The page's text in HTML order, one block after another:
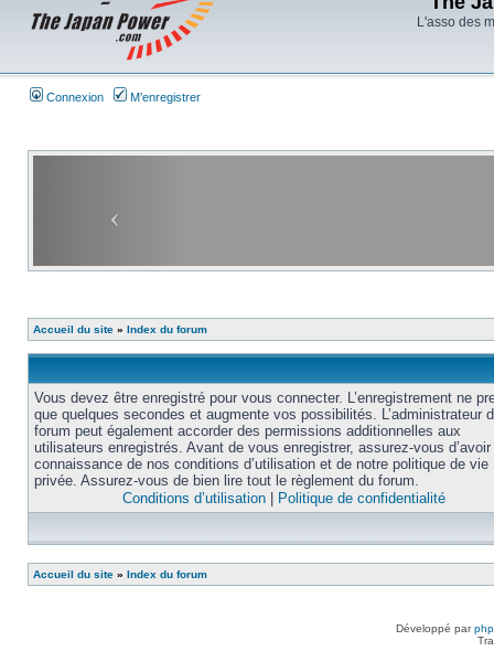
L'asso des
Connexion M’enregistrer
Accueil du site » Index du forum
Vous devez être enregistré pour vous connecter. L’enregistrement ne
que quelques secondes et augmente vos possibilités. L’administrateur
forum peut également accorder des permissions additionnelles aux
utilisateurs enregistrés. Avant de vous enregistrer, assurez-vous
connaissance de nos conditions d’utilisation et de notre politique de vie
privée. Assurez-vous de bien lire tout le règlement du forum.
Conditions d’utilisation
Politique de confidentialité
Accueil du site » Index du forum
Développé par